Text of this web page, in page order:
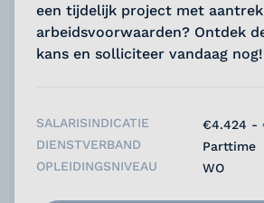
een tijdelijk project met
arbeidsvoorwaarden? Ontdek
kans en solliciteer vandaag
SALARISINDICATIE
€4.424 -
DIENSTVERBAND
Parttime
OPLEIDINGSNIVEAU
WO